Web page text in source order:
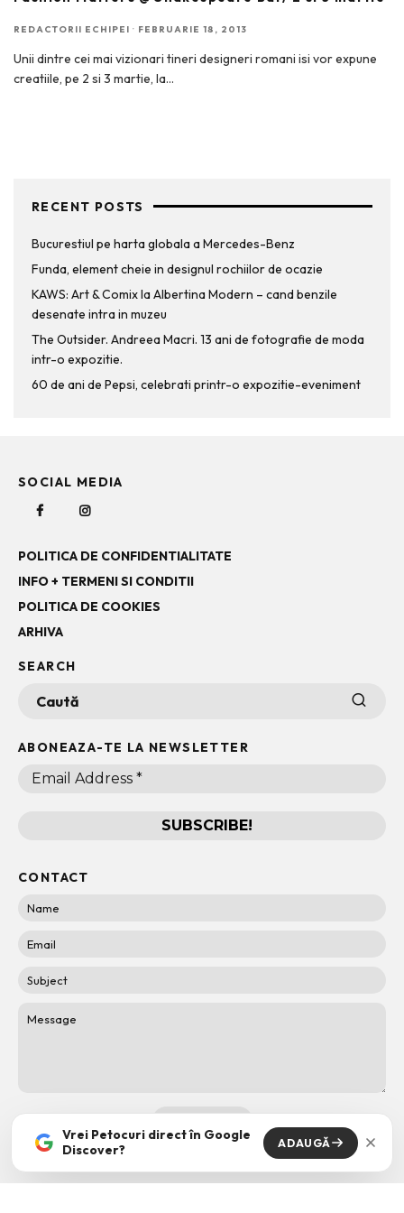
REDACTORII ECHIPEI · FEBRUARIE 18, 2013
Unii dintre cei mai vizionari tineri designeri romani isi vor expune
creatiile, pe 2 si 3 martie, la...
RECENT POSTS
Bucurestiul pe harta globala a Mercedes-Benz
Funda, element cheie in designul rochiilor de ocazie
KAWS: Art & Comix la Albertina Modern – cand benzile
desenate intra in muzeu
The Outsider. Andreea Macri. 13 ani de fotografie de moda
intr-o expozitie.
60 de ani de Pepsi, celebrati printr-o expozitie-eveniment
SOCIAL MEDIA
POLITICA DE CONFIDENTIALITATE
INFO + TERMENI SI CONDITII
POLITICA DE COOKIES
ARHIVA
SEARCH
ABONEAZA-TE LA NEWSLETTER
CONTACT
Vrei Petocuri direct în Google
Discover?
ADAUGĂ